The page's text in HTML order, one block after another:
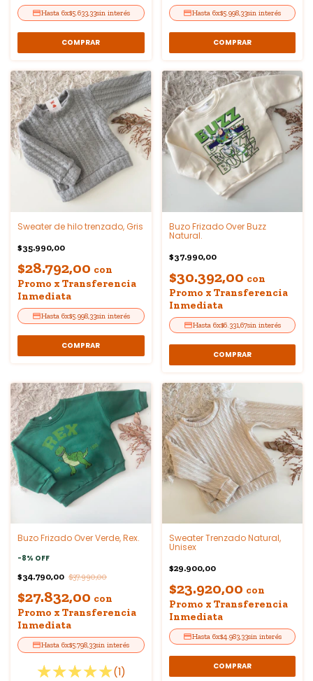
6x$5.633,33sin interés
COMPRAR
6x$5.998,33sin interés
COMPRAR
Sweater de hilo trenzado, Gris
$35.990,00
$28.792,00 con
Promo x Transferencia
Inmediata
6x$5.998,33sin interés
COMPRAR
Buzo Frizado Over Buzz
Natural.
$37.990,00
$30.392,00 con
Promo x Transferencia
Inmediata
6x$6.331,67sin interés
COMPRAR
Buzo Frizado Over Verde, Rex.
-8% OFF
$34.790,00 $37.990,00
$27.832,00 con
Promo x Transferencia
Inmediata
6x$5.798,33sin interés
(1)
Sweater Trenzado Natural,
Unisex
$29.900,00
$23.920,00 con
Promo x Transferencia
Inmediata
6x$4.983,33sin interés
COMPRAR